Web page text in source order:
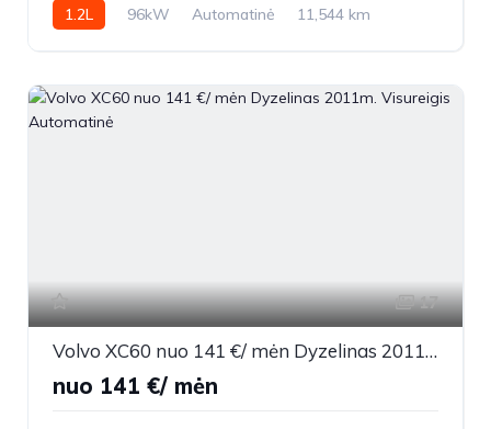
1.2L 96kW Automatinė
11,544 km
17
Volvo XC60 nuo 141 €/ mėn Dyzelinas 2011m. Visureigis Automatinė
nuo 141 €/ mėn